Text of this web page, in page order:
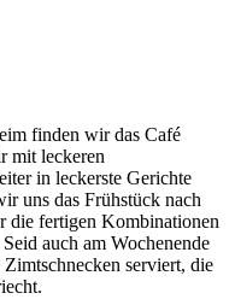
finden wir das Café
mit leckeren
in leckerste Gerichte
uns das Frühstück nach
die fertigen Kombinationen
auch am Wochenende
serviert, die